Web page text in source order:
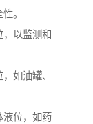
。
以监测和
如油罐、
液位，如药